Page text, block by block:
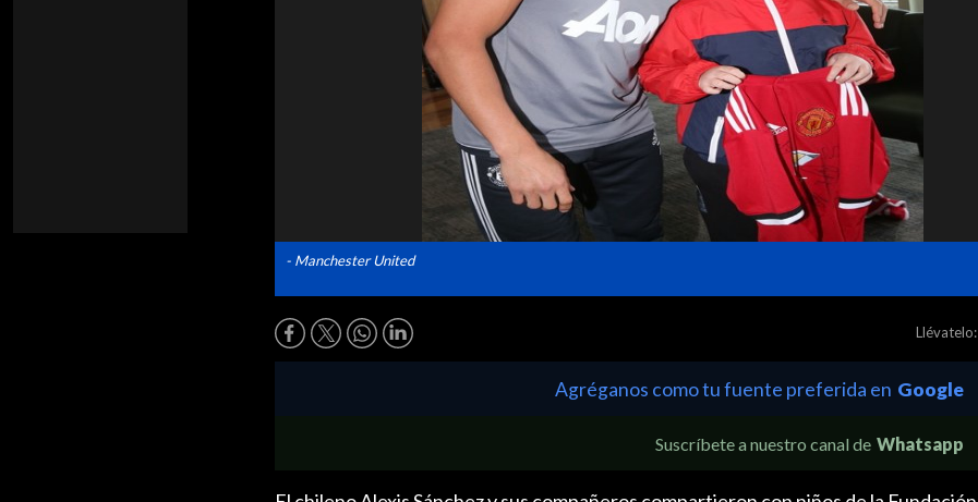
- Manchester United
Llévatelo:
Agréganos como tu fuente preferida en Google
Suscríbete a nuestro canal de Whatsapp